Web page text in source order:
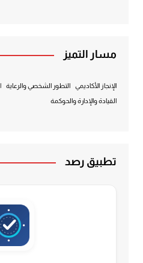
مسار التميز
الإنجاز الأكاديمي التطور الشخصي والرعاية
القيادة والإدارة والحوكمة
تطبيق رصد